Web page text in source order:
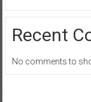
Recent
No comments to